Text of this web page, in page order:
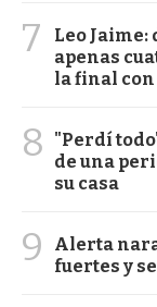
7
Leo Jaime:
apenas
la final con
8
"Perdí
de una
su casa
9
Alerta
fuertes y